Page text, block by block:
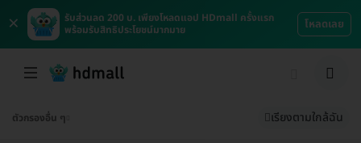
×
รับส่วนลด 200 บ. เพียงโหลดแอป HDmall ครั้งแรก
พร้อมรับสิทธิประโยชน์มากมาย
โหลดเลย
ตัวกรองอื่น ๆ เรียงตามใกล้ฉัน